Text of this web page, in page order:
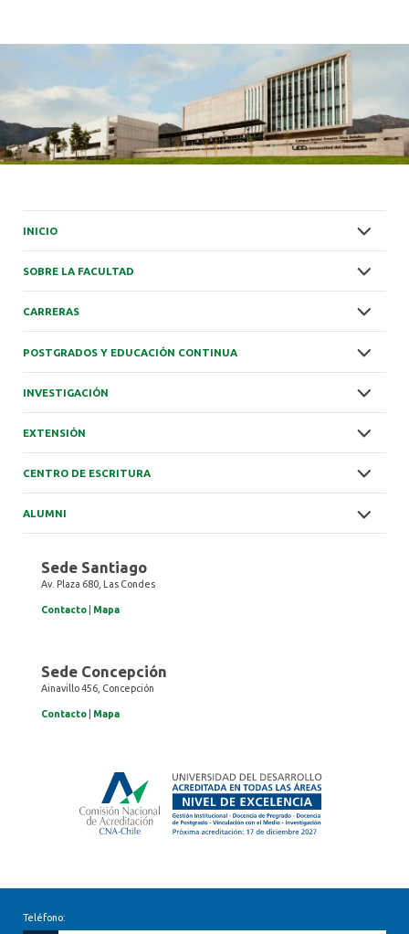
INICIO
SOBRE LA FACULTAD
CARRERAS
POSTGRADOS Y EDUCACIÓN CONTINUA
INVESTIGACIÓN
EXTENSIÓN
CENTRO DE ESCRITURA
ALUMNI
Sede Santiago
Av. Plaza 680, Las Condes
Contacto Mapa
Sede Concepción
Ainavillo 456, Concepción
Contacto Mapa
Teléfono: